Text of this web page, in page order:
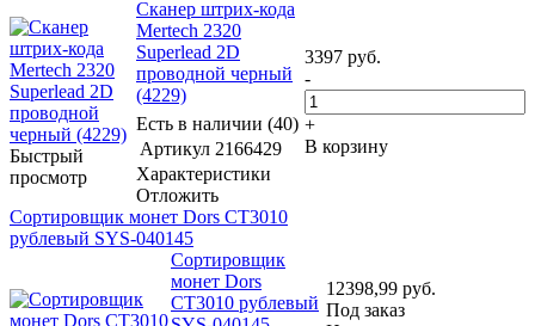
Быстрый
просмотр
Сканер штрих-кода
Mertech 2320
Superlead 2D
проводной черный
(4229)
Есть в наличии (40)
Артикул 2166429
Характеристики
Отложить
3397 руб.
-
+
В корзину
Сортировщик монет Dors CT3010
рублевый SYS-040145
Сортировщик
монет Dors
CT3010 рублевый
12398,99 руб.
Под заказ